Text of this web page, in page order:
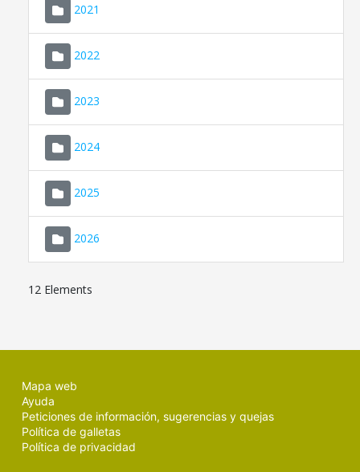
2021
2022
2023
2024
2025
2026
12 Elements
Mapa web
Ayuda
Peticiones de información, sugerencias y quejas
Política de galletas
Política de privacidad